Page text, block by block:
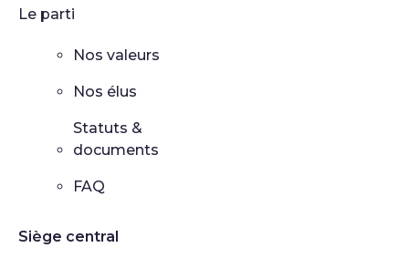
Le parti
Nos valeurs
Nos élus
Statuts &
documents
FAQ
Siège central